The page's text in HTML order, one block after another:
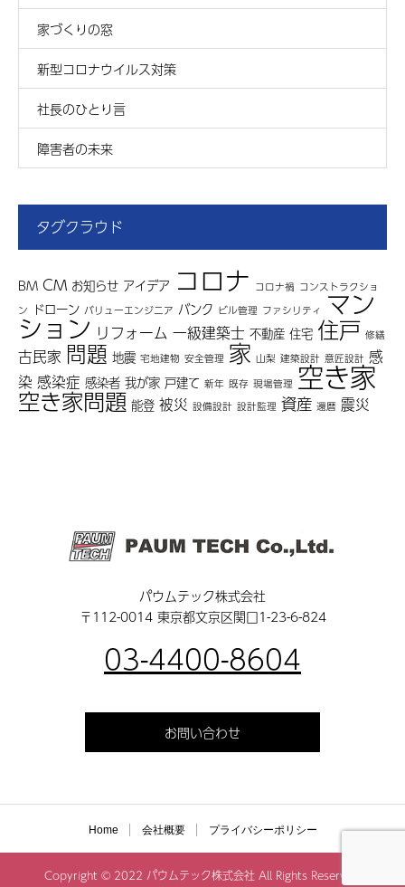
家づくりの窓
新型コロナウイルス対策
社長のひとり言
障害者の未来
タグクラウド
BM CM お知らせ アイデア コロナ コロナ禍 コンストラクショ
ン ドローン バリューエンジニア バンク ビル管理 ファシリティ マン
ション リフォーム 一級建築士 不動産 住宅 住戸 修繕
古民家 問題 地震 宅地建物 安全管理 家 山梨 建築設計 意匠設計 感
染 感染症 感染者 我が家 戸建て 新年 既存 現場管理 空き家
空き家問題 能登 被災 設備設計 設計監理 資産 還暦 震災
パウムテック株式会社
〒112-0014 東京都文京区関口1-23-6-824
03-4400-8604
お問い合わせ
Home 会社概要 プライバシーポリシー
Copyright © 2022 パウムテック株式会社 All Rights Reserved.